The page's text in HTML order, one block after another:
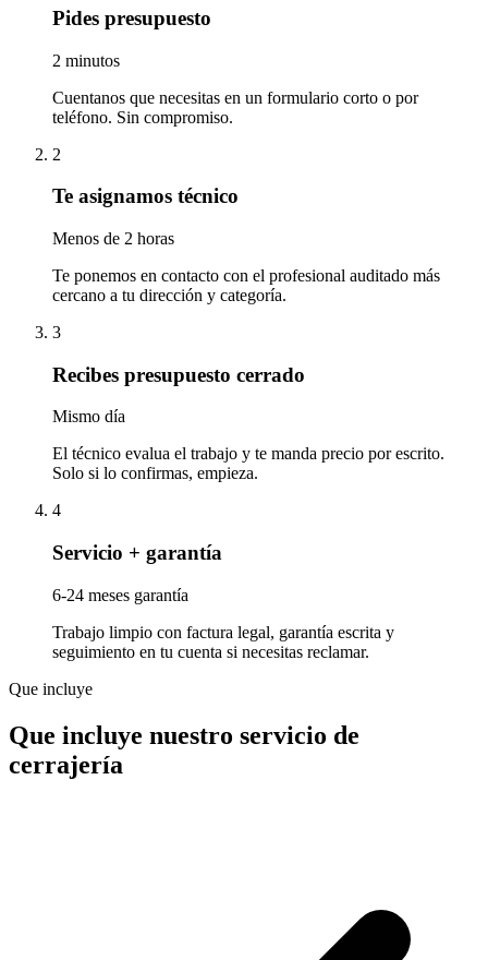
Pides presupuesto
2 minutos
Cuentanos que necesitas en un formulario corto o por
teléfono. Sin compromiso.
2
Te asignamos técnico
Menos de 2 horas
Te ponemos en contacto con el profesional auditado más
cercano a tu dirección y categoría.
3
Recibes presupuesto cerrado
Mismo día
El técnico evalua el trabajo y te manda precio por escrito.
Solo si lo confirmas, empieza.
4
Servicio + garantía
6-24 meses garantía
Trabajo limpio con factura legal, garantía escrita y
seguimiento en tu cuenta si necesitas reclamar.
Que incluye
Que incluye nuestro servicio de
cerrajería